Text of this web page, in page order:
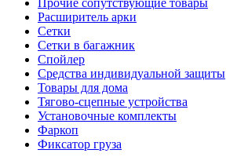
Прочие сопутствующие товары
Расширитель арки
Сетки
Сетки в багажник
Спойлер
Средства индивидуальной защиты
Товары для дома
Тягово-сцепные устройства
Установочные комплекты
Фаркоп
Фиксатор груза